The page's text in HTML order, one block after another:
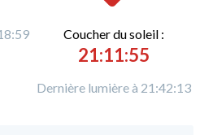
Coucher du soleil :
21:11:55
Dernière lumière à 21:42:13